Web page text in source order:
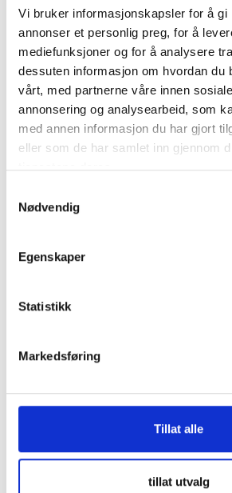
Vi bruker informasjonskapsler for å gi
annonser et personlig preg, for å
mediefunksjoner og for å analysere
dessuten informasjon om hvordan du
vårt, med partnerne våre innen
annonsering og analysearbeid, som
med annen informasjon du har gjort
eller som de har samlet inn gjennom
tjenestene deres.
Nødvendig
Egenskaper
Statistikk
Markedsføring
Tillat alle
tillat utvalg
regionen til et perfekt sted å dyrke
Noir og Sauvignon Blanc. Lenger
dempet og temperaturen noe
gode forhold for blant annet
Zinfandel og Merlot.
Noble Vines, 2022
Volum: 75 cl